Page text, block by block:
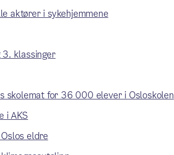
aktører i sykehjemmene
klassinger
for 36 000 elever i Osloskolen
i AKS
eldre